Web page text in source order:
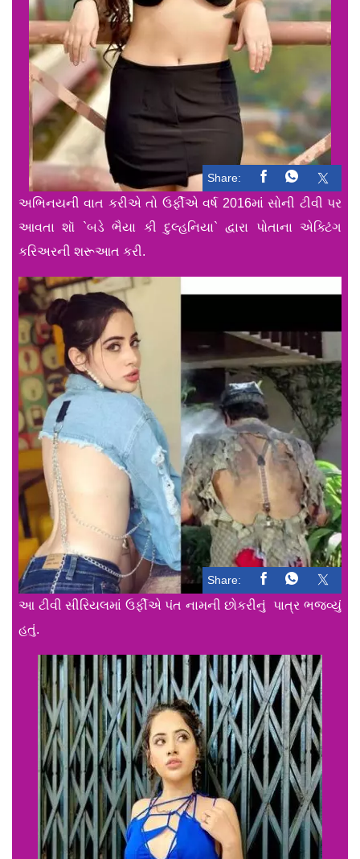
Share:
અભિનયની વાત કરીએ તો ઉર્ફીએ વર્ષ 2016માં સોની ટીવી પર
આવતા શૉ `બડે ભૈયા કી દુલ્હનિયા` દ્વારા પોતાના એક્ટિંગ
કરિઅરની શરૂઆત કરી.
Share:
આ ટીવી સીરિયલમાં ઉર્ફીએ પંત નામની છોકરીનું પાત્ર ભજવ્યું
હતું.